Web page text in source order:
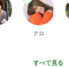
クロ
すべて見る